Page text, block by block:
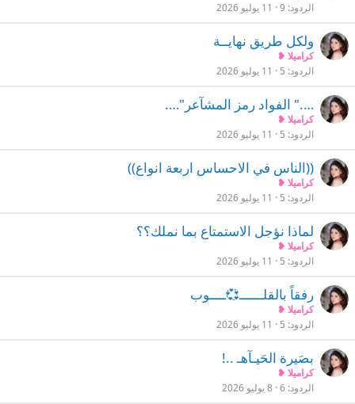
الردود 9 11 يوليو 2026
ولكل طريق نهايــة
كراميلا ❥
الردود 5 11 يوليو 2026
…." الفواد رمز المشآعر"….
كراميلا ❥
الردود 5 11 يوليو 2026
((الناس في الاحساس اربعة انواع))
كراميلا ❥
الردود 5 11 يوليو 2026
لماذا نؤجل الاستمتاع بما نملك؟؟
كراميلا ❥
الردود 5 11 يوليو 2026
رفقاً بالقلــــــ💞ــــوب
كراميلا ❥
الردود 5 11 يوليو 2026
بصَيرة الحَيـآهـ ..!
كراميلا ❥
الردود 6 8 يوليو 2026